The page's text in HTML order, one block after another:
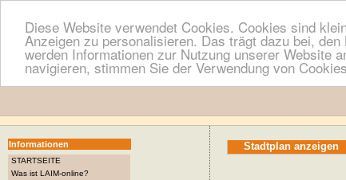
Diese Website verwendet Cookies. Cookies sind
Anzeigen zu personalisieren. Das trägt dazu bei,
werden Informationen zur Nutzung unserer Website
navigieren, stimmen Sie der Verwendung von
Informationen
STARTSEITE
Was ist LAIM-online?
Stadtplan anzeigen